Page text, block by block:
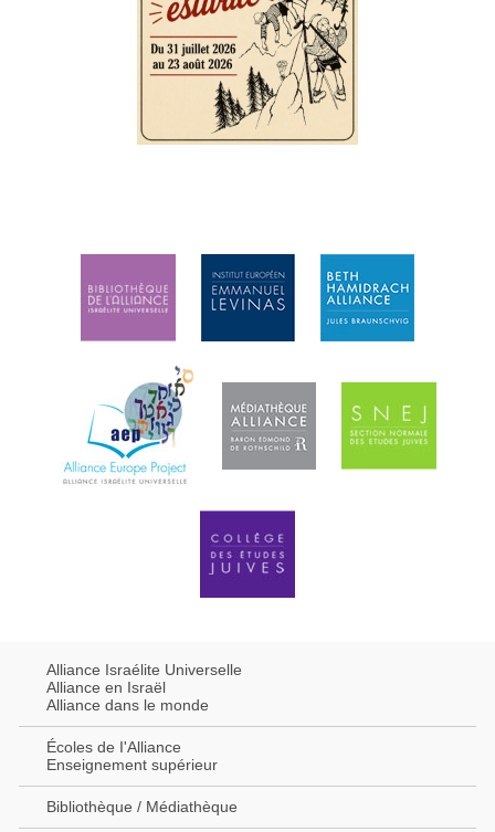
Alliance Israélite Universelle
Alliance en Israël
Alliance dans le monde
Écoles de I'Alliance
Enseignement supérieur
Bibliothèque / Médiathèque